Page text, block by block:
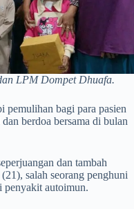
LPM Dompet Dhuafa.
pemulihan bagi para pasien
berdoa bersama di bulan
dan tambah
salah seorang penghuni
penyakit autoimun.